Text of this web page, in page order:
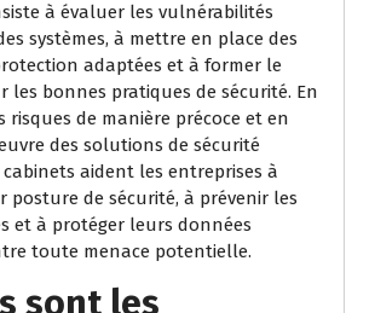
à évaluer les vulnérabilités
systèmes, à mettre en place des
adaptées et à former le
les bonnes pratiques de sécurité. En
de manière précoce et en
des solutions de sécurité
cabinets aident les entreprises à
posture de sécurité, à prévenir les
et à protéger leurs données
toute menace potentielle.
sont les